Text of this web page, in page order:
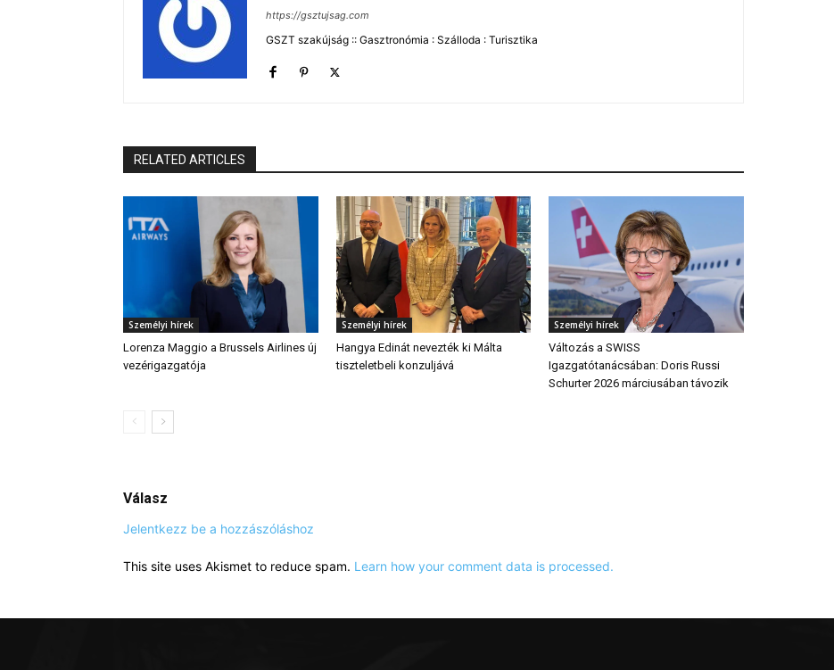
https://gsztujsag.com
GSZT szakújság :: Gasztronómia : Szálloda : Turisztika
RELATED ARTICLES
Személyi hírek
Lorenza Maggio a Brussels Airlines új
vezérigazgatója
Személyi hírek
Hangya Edinát nevezték ki Málta
tiszteletbeli konzuljává
Személyi hírek
Változás a SWISS
Igazgatótanácsában: Doris Russi
Schurter 2026 márciusában távozik
Válasz
Jelentkezz be a hozzászóláshoz
This site uses Akismet to reduce spam. Learn how your comment data is processed.